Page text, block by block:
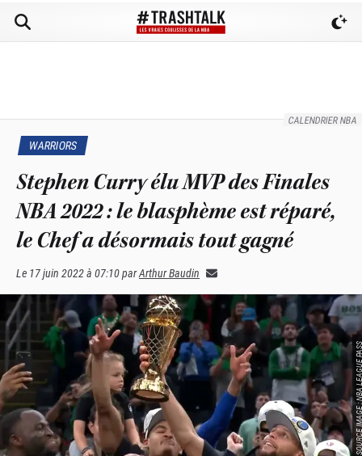
CALENDRIER NBA
WARRIORS
Stephen Curry élu MVP des Finales
NBA 2022 : le blasphème est réparé,
le Chef a désormais tout gagné
Le 17 juin 2022 à 07:10parArthur Baudin
SOURCE